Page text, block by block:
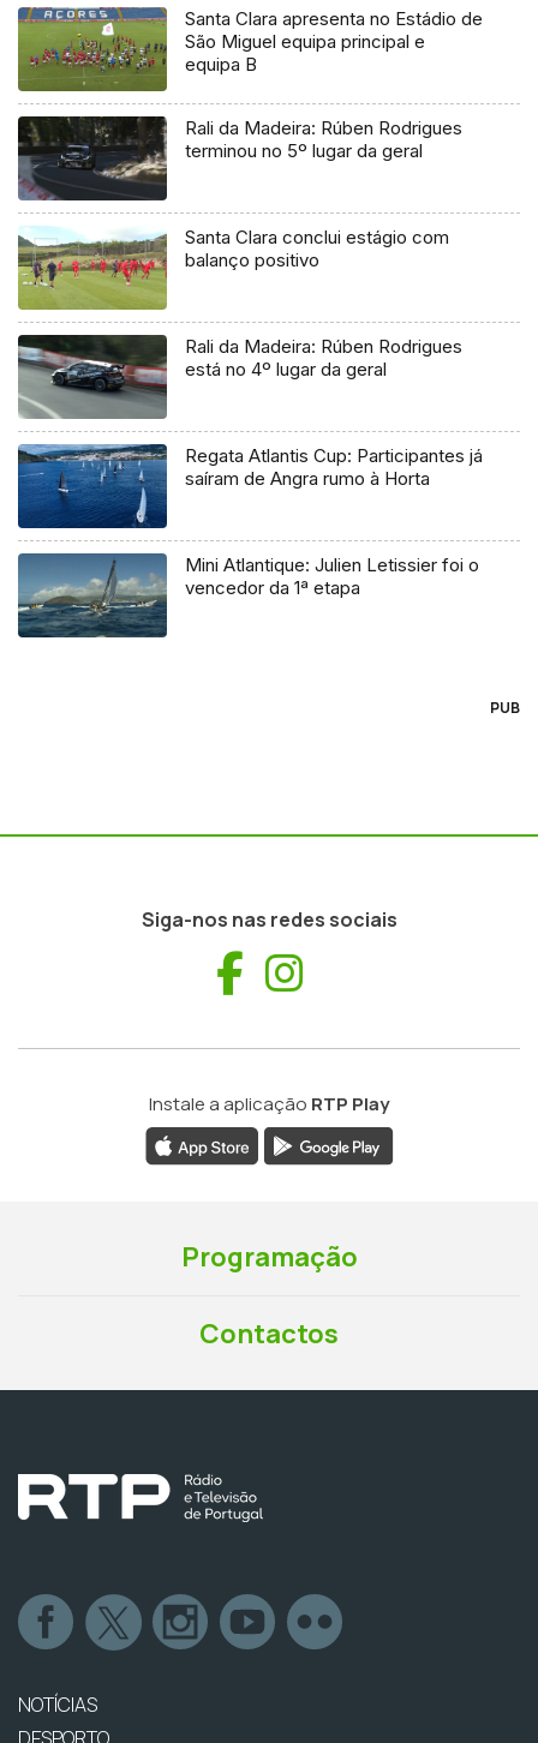
Santa Clara apresenta no Estádio de
São Miguel equipa principal e
equipa B
Rali da Madeira: Rúben Rodrigues
terminou no 5º lugar da geral
Santa Clara conclui estágio com
balanço positivo
Rali da Madeira: Rúben Rodrigues
está no 4º lugar da geral
Regata Atlantis Cup: Participantes já
saíram de Angra rumo à Horta
Mini Atlantique: Julien Letissier foi o
vencedor da 1ª etapa
PUB
Siga-nos nas redes sociais
Facebook
Instale a aplicação RTP Play
Programação
Contactos
NOTÍCIAS